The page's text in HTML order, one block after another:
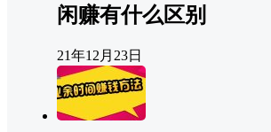
闲赚有什么区别
21年12月23日